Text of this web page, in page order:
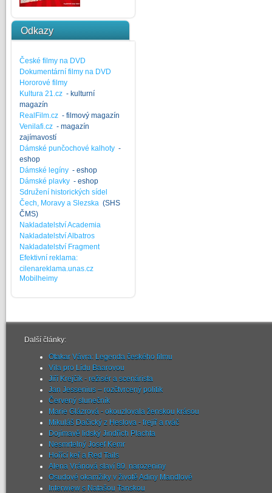
Odkazy
České filmy na DVD
Dokumentární filmy na DVD
Hororové filmy
Kultura 21.cz - kulturní
magazín
RealFilm.cz - filmový magazín
Venilafi.cz - magazín
zajímavostí
Dámské punčochové kalhoty -
eshop
Dámské legíny - eshop
Dámské plavky - eshop
Sdružení historických sídel
Čech, Moravy a Slezska (SHS
ČMS)
Nakladatelství Academia
Nakladatelství Albatros
Nakladatelství Fragment
Efektivní reklama:
cilenareklama.unas.cz
Mobilheimy
Další články:
Otakar Vávra: Legenda českého filmu
Vila pro Lídu Baarovou
Jiří Krejčík - režisér a scenárista
Jan Jessenius – rozčtvrcený politik
Červený slunečník
Marie Glázrová - okouzlovala ženskou krásou
Mikuláš Dačický z Heslova - frejíř a rváč
Dojímavě lidský Jindřich Plachta
Nesmrtelný Josef Kemr
Hořící keř a Red Tails
Alena Vránová slaví 80. narozeniny
Osudové okamžiky v životě Adiny Mandlové
Interwiew s Natašou Tanskou